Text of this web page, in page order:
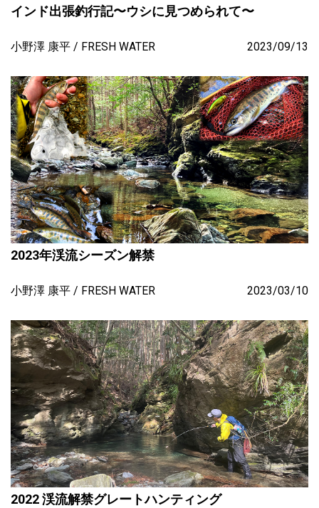
インド出張釣行記〜ウシに見つめられて〜
小野澤 康平 FRESH WATER 2023/09/13
2023年渓流シーズン解禁
小野澤 康平 FRESH WATER 2023/03/10
2022 渓流解禁グレートハンティング